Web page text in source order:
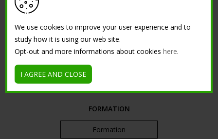
Diluants
Autres surfaces
FORMATION
Formation
We use cookies to improve your user experience and to
study how it is using our web site.
Opt-out and more informations about cookieshere.
I AGREE AND CLOSE